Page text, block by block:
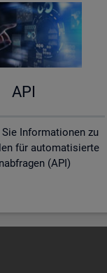
API
Informationen zu
für automatisierte
(API)